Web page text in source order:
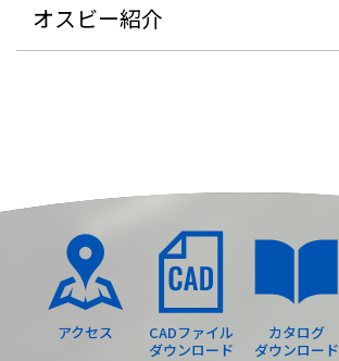
オスビー紹介
アクセス
CADファイル
ダウンロード
カタログ
ダウンロード